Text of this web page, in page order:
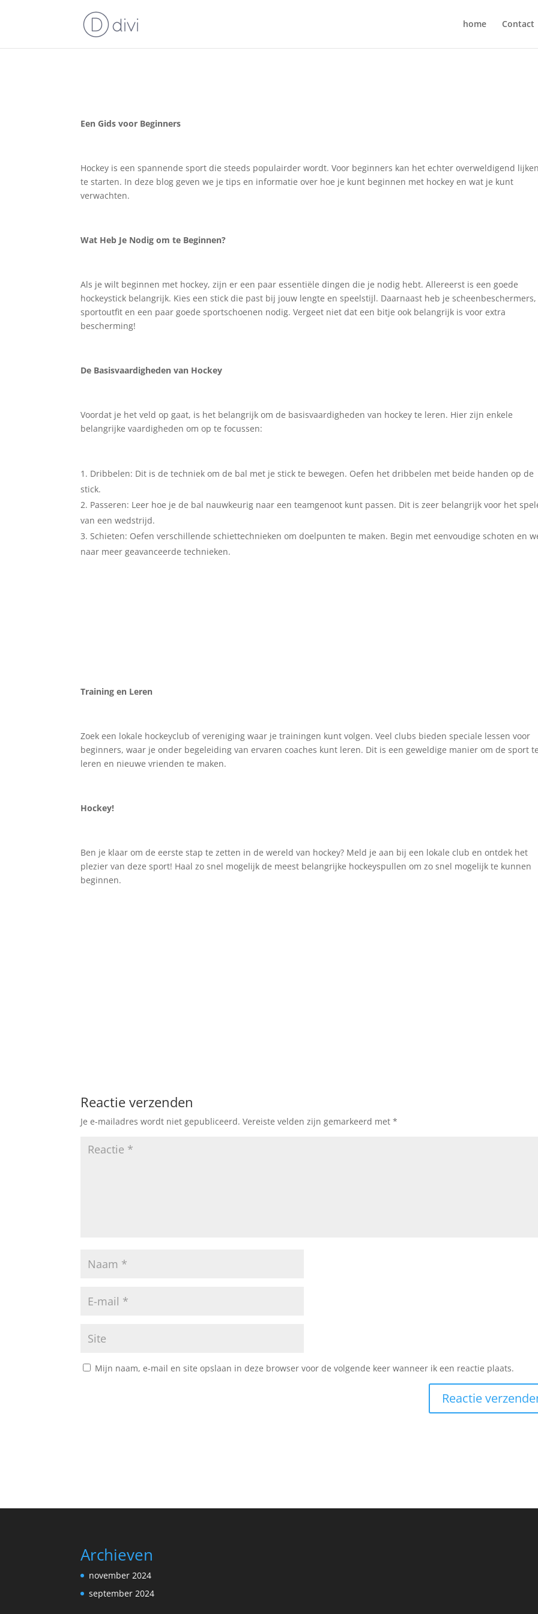
home Contact
Een Gids voor Beginners
Hockey is een spannende sport die steeds populairder wordt. Voor beginners kan het echter overweldigend
te starten. In deze blog geven we je tips en informatie over hoe je kunt beginnen met hockey en wat je kunt
verwachten.
Wat Heb Je Nodig om te Beginnen?
Als je wilt beginnen met hockey, zijn er een paar essentiële dingen die je nodig hebt. Allereerst is een goede
hockeystick belangrijk. Kies een stick die past bij jouw lengte en speelstijl. Daarnaast heb je
sportoutfit en een paar goede sportschoenen nodig. Vergeet niet dat een bitje ook belangrijk is voor extra
bescherming!
De Basisvaardigheden van Hockey
Voordat je het veld op gaat, is het belangrijk om de basisvaardigheden van hockey te leren. Hier zijn enkele
belangrijke vaardigheden om op te focussen:
Dribbelen: Dit is de techniek om de bal met je stick te bewegen. Oefen het dribbelen met beide handen op de
stick.
Passeren: Leer hoe je de bal nauwkeurig naar een teamgenoot kunt passen. Dit is zeer belangrijk voor het
van een wedstrijd.
Schieten: Oefen verschillende schiettechnieken om doelpunten te maken. Begin met eenvoudige schoten en
naar meer geavanceerde technieken.
Training en Leren
Zoek een lokale hockeyclub of vereniging waar je trainingen kunt volgen. Veel clubs bieden speciale lessen voor
beginners, waar je onder begeleiding van ervaren coaches kunt leren. Dit is een geweldige manier om de sport
leren en nieuwe vrienden te maken.
Hockey!
Ben je klaar om de eerste stap te zetten in de wereld van hockey? Meld je aan bij een lokale club en ontdek het
plezier van deze sport! Haal zo snel mogelijk de meest belangrijke hockeyspullen om zo snel mogelijk te kunnen
beginnen.
Reactie verzenden
Je e-mailadres wordt niet gepubliceerd. Vereiste velden zijn gemarkeerd met*
Mijn naam, e-mail en site opslaan in deze browser voor de volgende keer wanneer ik een reactie plaats.
Archieven
november 2024
september 2024